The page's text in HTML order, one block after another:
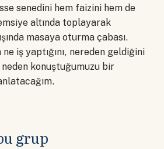
senedini hem faizini hem de
altında toplayarak
masaya oturma çabası.
iş yaptığını, nereden geldiğini
konuştuğumuzu bir
grup